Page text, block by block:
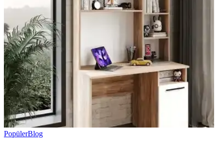
PopülerBlog